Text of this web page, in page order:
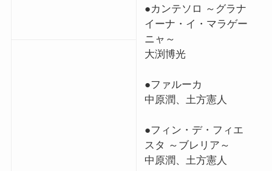
●カンテソロ ～グラナ
イーナ・イ・マラゲー
ニャ～
大渕博光
●ファルーカ
中原潤、土方憲人
●フィン・デ・フィエ
スタ ～ブレリア～
中原潤、土方憲人